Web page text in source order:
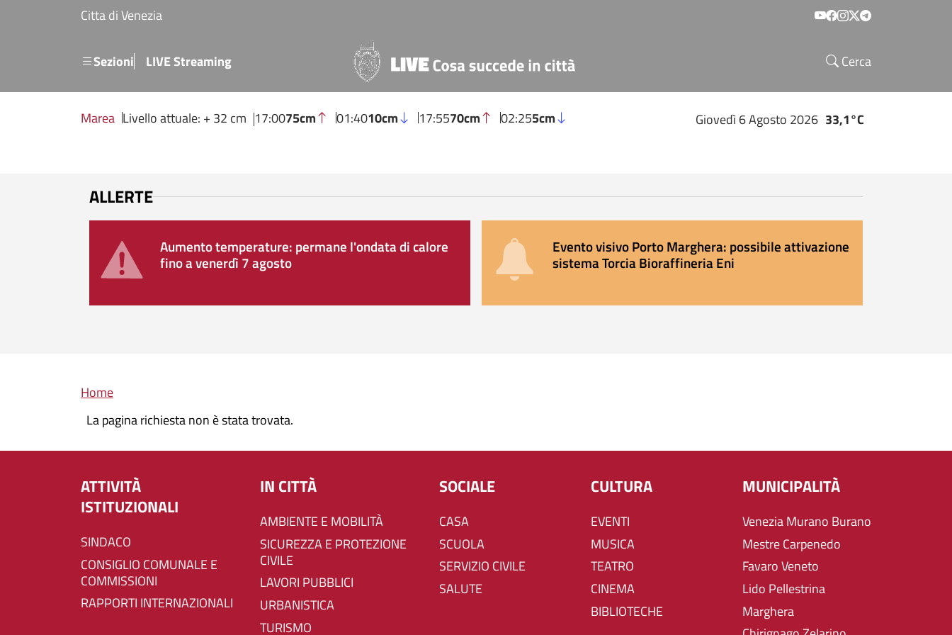
Salta al contenuto principale
Citta di Venezia Social menu
SezioniMenu secondario
LIVE Streaming Cerca
Marea Livello attuale: + 32 cm 17:0075cm 01:4010cm 17:5570cm 02:255cm Giovedì 6 Agosto 2026 33,1°C
ALLERTE
Aumento temperature: permane l'ondata di calore
fino a venerdì 7 agosto
Evento visivo Porto Marghera: possibile attivazione
sistema Torcia Bioraffineria Eni
Briciole di pane
Home
La pagina richiesta non è stata trovata.
ATTIVITÀ
ISTITUZIONALI
SINDACO
CONSIGLIO COMUNALE E
COMMISSIONI
RAPPORTI INTERNAZIONALI
IN CITTÀ
AMBIENTE E MOBILITÀ
SICUREZZA E PROTEZIONE
CIVILE
LAVORI PUBBLICI
URBANISTICA
TURISMO
SOCIALE
CASA
SCUOLA
SERVIZIO CIVILE
SALUTE
CULTURA
EVENTI
MUSICA
TEATRO
CINEMA
BIBLIOTECHE
MUNICIPALITÀ
Venezia Murano Burano
Mestre Carpenedo
Favaro Veneto
Lido Pellestrina
Marghera